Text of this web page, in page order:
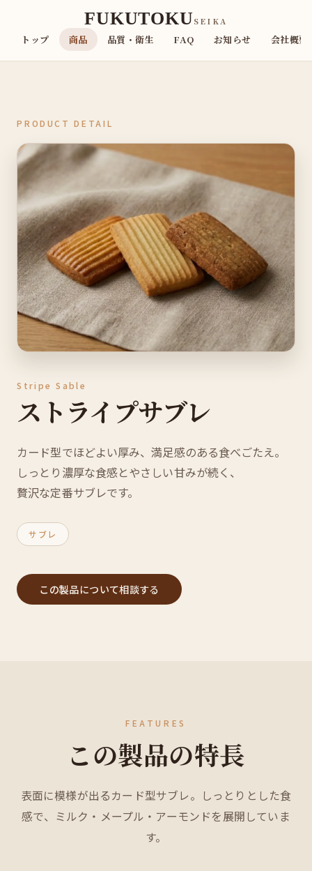
FUKUTOKUSEIKA
トップ 商品 品質・衛生 FAQ お知らせ 会社概要
PRODUCT DETAIL
Stripe Sable
ストライプサブレ
カード型でほどよい厚み、満足感のある食べごたえ。
しっとり濃厚な食感とやさしい甘みが続く、
贅沢な定番サブレです。
サブレ
この製品について相談する
FEATURES
この製品の特長
表面に模様が出るカード型サブレ。しっとりとした食
感で、ミルク・メープル・アーモンドを展開していま
す。